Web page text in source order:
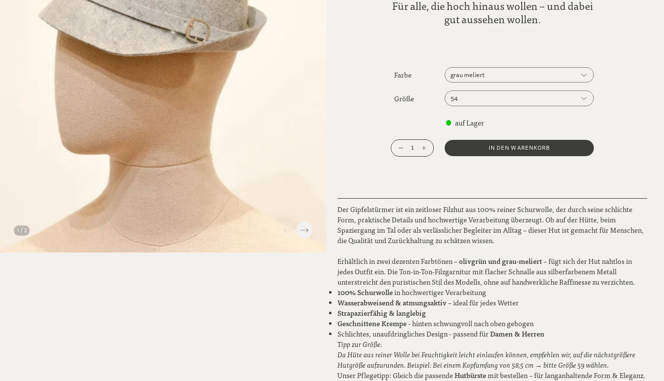
Für alle, die hoch hinaus wollen – und dabei
gut aussehen wollen.
Farbe
grau meliert
grau meliert
Größe
54
58
62
auf Lager
1 IN DEN WARENKORB
Der Gipfelstürmer ist ein zeitloser Filzhut aus 100% reiner Schurwolle, der durch seine schlichte
Form, praktische Details und hochwertige Verarbeitung überzeugt. Ob auf der Hütte, beim
Spaziergang im Tal oder als verlässlicher Begleiter im Alltag – dieser Hut ist gemacht für Menschen,
die Qualität und Zurückhaltung zu schätzen wissen.
Erhältlich in zwei dezenten Farbtönen –olivgrün und grau-meliert– fügt sich der Hut nahtlos in
jedes Outfit ein. Die Ton-in-Ton-Filzgarnitur mit flacher Schnalle aus silberfarbenem Metall
unterstreicht den puristischen Stil des Modells, ohne auf handwerkliche Raffinesse zu verzichten.
100% Schurwollein hochwertiger Verarbeitung
Wasserabweisend & atmungsaktiv– ideal für jedes Wetter
Strapazierfähig & langlebig
Geschnittene Krempe- hinten schwungvoll nach oben gebogen
Schlichtes, unaufdringliches Design - passend fürDamen & Herren
Tipp zur Größe:
Da Hüte aus reiner Wolle bei Feuchtigkeit leicht einlaufen können, empfehlen wir, auf die nächstgrößere
Hutgröße aufzurunden. Beispiel: Bei einem Kopfumfang von 58,5 cm → bitte Größe 59 wählen.
Unser Pflegetipp: Gleich die passendeHutbürstemit bestellen – für langanhaltende Form & Eleganz.
1 / 2